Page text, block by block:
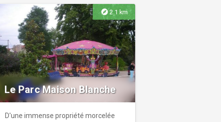
explore2.1 km
Le Parc Maison Blanche
D'une immense propriété morcelée